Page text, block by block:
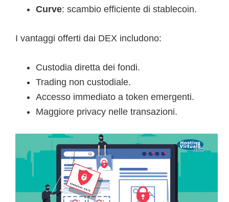
Curve: scambio efficiente di stablecoin.
I vantaggi offerti dai DEX includono:
Custodia diretta dei fondi.
Trading non custodiale.
Accesso immediato a token emergenti.
Maggiore privacy nelle transazioni.